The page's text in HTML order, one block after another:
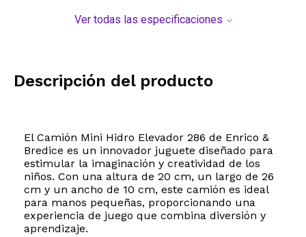
Ver todas las especificaciones
Descripción del producto
El Camión Mini Hidro Elevador 286 de Enrico &
Bredice es un innovador juguete diseñado para
estimular la imaginación y creatividad de los
niños. Con una altura de 20 cm, un largo de 26
cm y un ancho de 10 cm, este camión es ideal
para manos pequeñas, proporcionando una
experiencia de juego que combina diversión y
aprendizaje.